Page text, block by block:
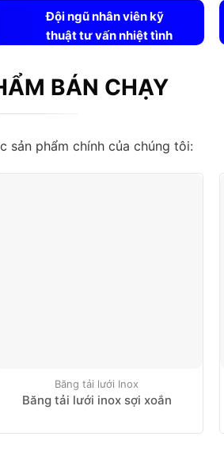
Đội ngũ nhân viên kỹ
thuật tư vấn nhiệt tình
BÁN CHẠY
sản phẩm chính của chúng tôi:
Băng tải lưới Inox
Băng tải lưới inox sợi xoắn